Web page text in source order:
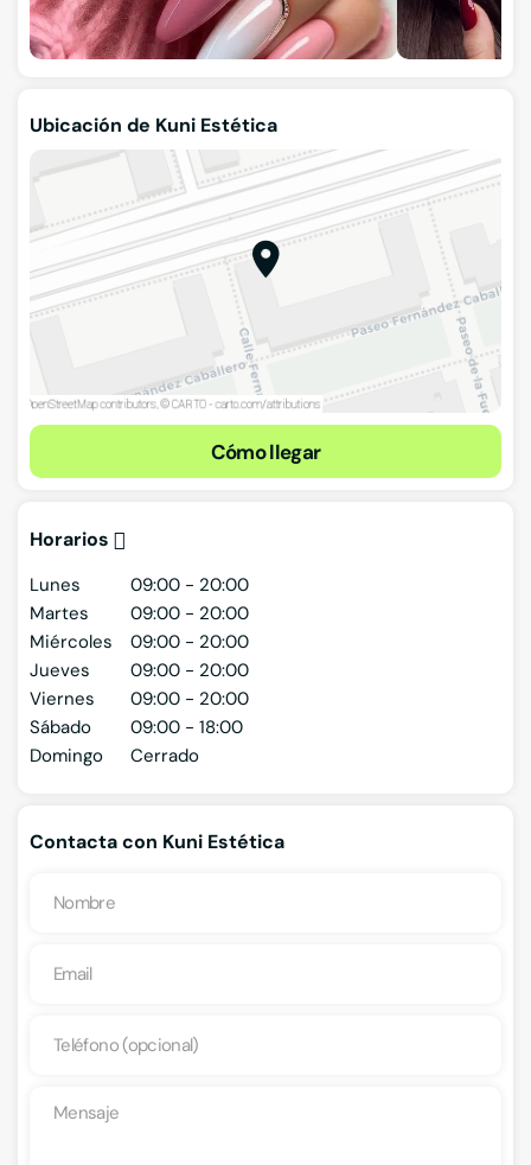
Ubicación de Kuni Estética
Cómo llegar
Horarios
Lunes
09:00 - 20:00
Martes
09:00 - 20:00
Miércoles
09:00 - 20:00
Jueves
09:00 - 20:00
Viernes
09:00 - 20:00
Sábado
09:00 - 18:00
Domingo
Cerrado
Contacta con Kuni Estética